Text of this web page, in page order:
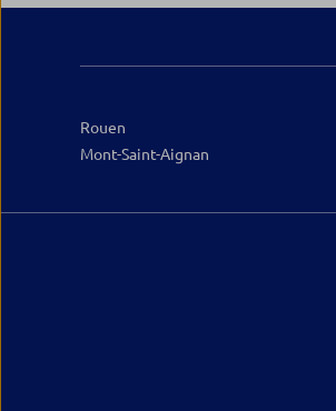
0820.33.63.28
Rouen
Mont-Saint-Aignan